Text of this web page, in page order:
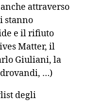
anche attraverso
stanno
e il rifiuto
Matter, il
Giuliani, la
…)
degli